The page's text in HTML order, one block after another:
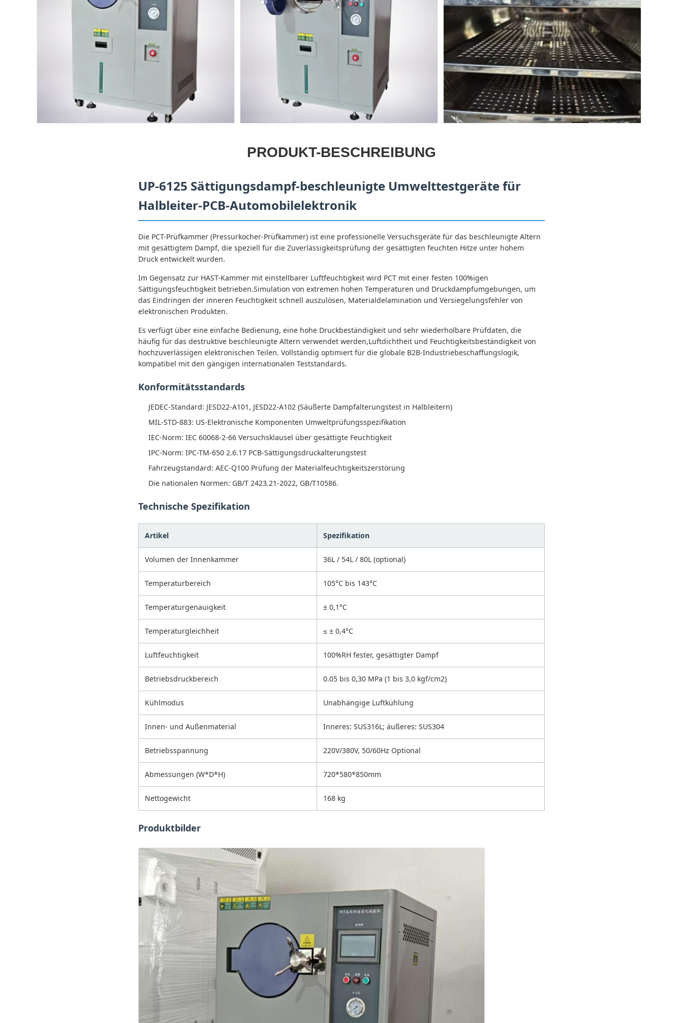
PRODUKT-BESCHREIBUNG
UP-6125 Sättigungsdampf-beschleunigte Umwelttestgeräte für
Halbleiter-PCB-Automobilelektronik
Die PCT-Prüfkammer (Pressurkocher-Prüfkammer) ist eine professionelle Versuchsgeräte für das beschleunigte Altern
mit gesättigtem Dampf, die speziell für die Zuverlässigkeitsprüfung der gesättigten feuchten Hitze unter hohem
Druck entwickelt wurden.
Im Gegensatz zur HAST-Kammer mit einstellbarer Luftfeuchtigkeit wird PCT mit einer festen 100%igen
Sättigungsfeuchtigkeit betrieben.Simulation von extremen hohen Temperaturen und Druckdampfumgebungen, um
das Eindringen der inneren Feuchtigkeit schnell auszulösen, Materialdelamination und Versiegelungsfehler von
elektronischen Produkten.
Es verfügt über eine einfache Bedienung, eine hohe Druckbeständigkeit und sehr wiederholbare Prüfdaten, die
häufig für das destruktive beschleunigte Altern verwendet werden,Luftdichtheit und Feuchtigkeitsbeständigkeit von
hochzuverlässigen elektronischen Teilen. Vollständig optimiert für die globale B2B-Industriebeschaffungslogik,
kompatibel mit den gängigen internationalen Teststandards.
Konformitätsstandards
JEDEC-Standard: JESD22-A101, JESD22-A102 (Säußerte Dampfalterungstest in Halbleitern)
MIL-STD-883: US-Elektronische Komponenten Umweltprüfungsspezifikation
IEC-Norm: IEC 60068-2-66 Versuchsklausel über gesättigte Feuchtigkeit
IPC-Norm: IPC-TM-650 2.6.17 PCB-Sättigungsdruckalterungstest
Fahrzeugstandard: AEC-Q100 Prüfung der Materialfeuchtigkeitszerstörung
Die nationalen Normen: GB/T 2423.21-2022, GB/T10586.
Technische Spezifikation
Artikel Spezifikation
Volumen der Innenkammer 36L / 54L / 80L (optional)
Temperaturbereich 105°C bis 143°C
Temperaturgenauigkeit ± 0,1°C
Temperaturgleichheit ≤ ± 0,4°C
Luftfeuchtigkeit 100%RH fester, gesättigter Dampf
Betriebsdruckbereich 0.05 bis 0,30 MPa (1 bis 3,0 kgf/cm2)
Kühlmodus Unabhängige Luftkühlung
Innen- und Außenmaterial Inneres: SUS316L; äußeres: SUS304
Betriebsspannung 220V/380V, 50/60Hz Optional
Abmessungen (W*D*H) 720*580*850mm
Nettogewicht 168 kg
Produktbilder